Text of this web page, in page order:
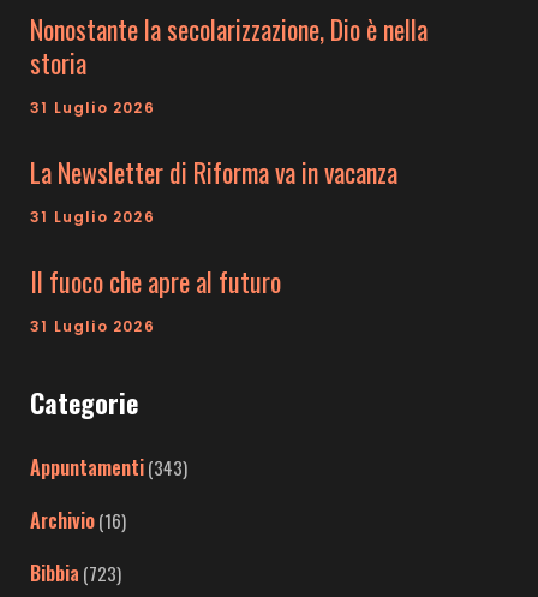
Nonostante la secolarizzazione, Dio è nella
storia
31 Luglio 2026
La Newsletter di Riforma va in vacanza
31 Luglio 2026
Il fuoco che apre al futuro
31 Luglio 2026
Categorie
Appuntamenti(343)
Archivio(16)
Bibbia (723)